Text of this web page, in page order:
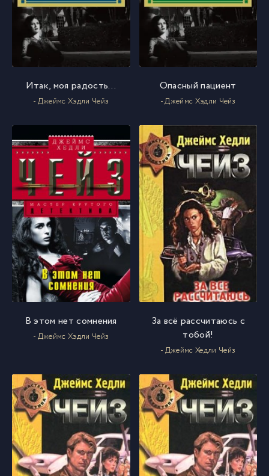
Итак, моя радость…
- Джеймс Хэдли Чейз
Опасный пациент
- Джеймс Хэдли Чейз
В этом нет сомнения
- Джеймс Хэдли Чейз
За всё рассчитаюсь с
тобой!
- Джеймс Хедли Чейз